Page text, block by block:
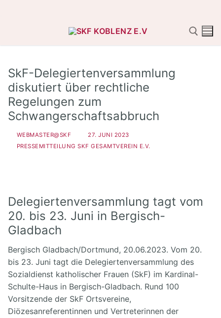
SkF-Delegiertenversammlung
diskutiert über rechtliche
Regelungen zum
Schwangerschaftsabbruch
WEBMASTER@SKF
27. JUNI 2023
PRESSEMITTEILUNG SKF GESAMTVEREIN E.V.
Delegiertenversammlung tagt vom
20. bis 23. Juni in Bergisch-
Gladbach
Bergisch Gladbach/Dortmund, 20.06.2023. Vom 20.
bis 23. Juni tagt die Delegiertenversammlung des
Sozialdienst katholischer Frauen (SkF) im Kardinal-
Schulte-Haus in Bergisch-Gladbach. Rund 100
Vorsitzende der SkF Ortsvereine,
Diözesanreferentinnen und Vertreterinnen der